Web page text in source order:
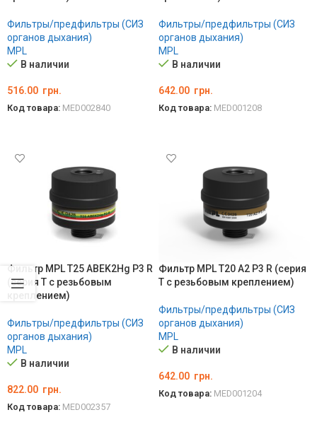
Фильтры/предфильтры (СИЗ
органов дыхания)
MPL
В наличии
516.00 грн.
Код товара: MED002840
Фильтры/предфильтры (СИЗ
органов дыхания)
MPL
В наличии
642.00 грн.
Код товара: MED001208
Фильтр MPL T25 ABEK2Hg P3 R
(серия T с резьбовым
креплением)
Фильтры/предфильтры (СИЗ
органов дыхания)
MPL
В наличии
822.00 грн.
Код товара: MED002357
Фильтр MPL T20 A2 P3 R (серия
T с резьбовым креплением)
Фильтры/предфильтры (СИЗ
органов дыхания)
MPL
В наличии
642.00 грн.
Код товара: MED001204